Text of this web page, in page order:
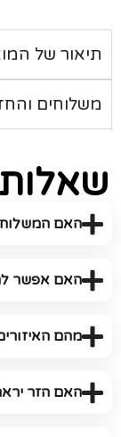
תיאור של
משלוחים
האם המשלוח
האם אפשר
מהם
האם הזר